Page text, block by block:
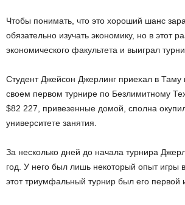
Чтобы понимать, что это хороший шанс
обязательно изучать экономику, но в этот
экономического факультета и выиграл
Студент Джейсон Джерлинг приехал в Таму
своем первом турнире по Безлимитному
$82 227, привезенные домой, сполна
университете занятия.
За несколько дней до начала турнира
год. У него был лишь некоторый опыт игры
этот триумфальный турнир был его первой